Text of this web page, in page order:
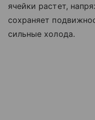
ячейки растет,
сохраняет
сильные холода.